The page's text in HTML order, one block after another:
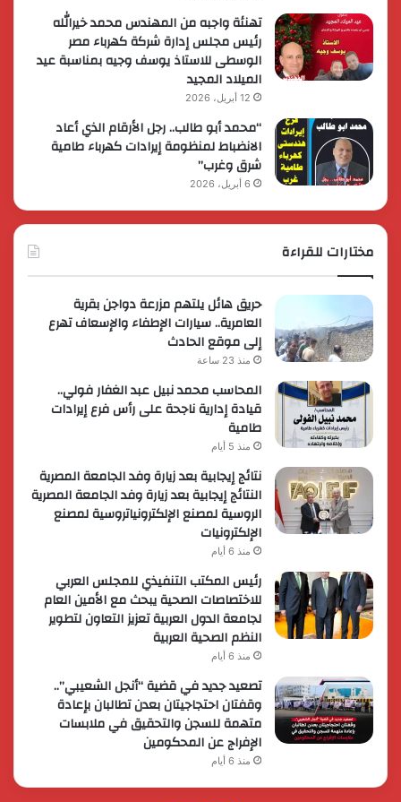
تهنئة واجبه من المهندس محمد خيرالله
رئيس مجلس إدارة شركة كهرباء مصر
الوسطى للاستاذ يوسف وجيه بمناسبة عيد
الميلاد المجيد
12 أبريل، 2026
“محمد أبو طالب.. رجل الأرقام الذي أعاد
الانضباط لمنظومة إيرادات كهرباء طامية
شرق وغرب”
6 أبريل، 2026
مختارات للقراءة
حريق هائل يلتهم مزرعة دواجن بقرية
العامرية.. سيارات الإطفاء والإسعاف تهرع
إلى موقع الحادث
منذ 23 ساعة
المحاسب محمد نبيل عبد الغفار فولي..
قيادة إدارية ناجحة على رأس فرع إيرادات
طامية
منذ 5 أيام
نتائج إيجابية بعد زيارة وفد الجامعة المصرية
النتائج إيجابية بعد زيارة وفد الجامعة المصرية
الروسية لمصنع الإلكترونياتروسية لمصنع
الإلكترونيات
منذ 6 أيام
رئيس المكتب التنفيذي للمجلس العربي
للاختصاصات الصحية يبحث مع الأمين العام
لجامعة الدول العربية تعزيز التعاون لتطوير
النظم الصحية العربية
منذ 6 أيام
تصعيد جديد في قضية “أنجل الشعيبي”..
وقفتان احتجاجيتان بعدن تطالبان بإعادة
متهمة للسجن والتحقيق في ملابسات
الإفراج عن المحكومين
منذ 6 أيام